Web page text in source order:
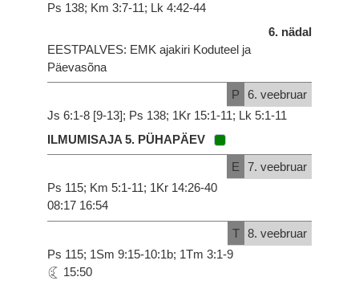
Ps 138; Km 3:7-11; Lk 4:42-44
6. nädal
EESTPALVES: EMK ajakiri Koduteel ja
Päevasõna
P
6. veebruar
Js 6:1-8 [9-13]; Ps 138; 1Kr 15:1-11; Lk 5:1-11
ILMUMISAJA 5. PÜHAPÄEV
E
7. veebruar
Ps 115; Km 5:1-11; 1Kr 14:26-40
08:17 16:54
T
8. veebruar
Ps 115; 1Sm 9:15-10:1b; 1Tm 3:1-9
15:50